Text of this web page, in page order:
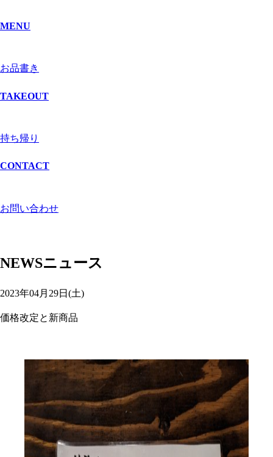
MENU
お品書き
TAKEOUT
持ち帰り
CONTACT
お問い合わせ
NEWSニュース
2023年04月29日(土)
価格改定と新商品